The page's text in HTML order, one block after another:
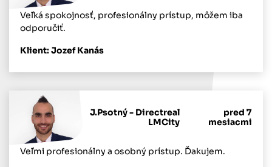
Veľká spokojnosť, profesionálny prístup, môžem iba
odporučiť.
Klient: Jozef Kanás
J.Psotný - Directreal
LMCity
pred 7
mesiacmi
Veľmi profesionálny a osobný prístup. Ďakujem.